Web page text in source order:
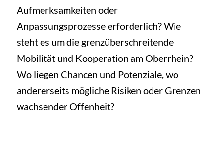
Aufmerksamkeiten oder
Anpassungsprozesse erforderlich? Wie
steht es um die grenzüberschreitende
Mobilität und Kooperation am Oberrhein?
Wo liegen Chancen und Potenziale, wo
andererseits mögliche Risiken oder Grenzen
wachsender Offenheit?